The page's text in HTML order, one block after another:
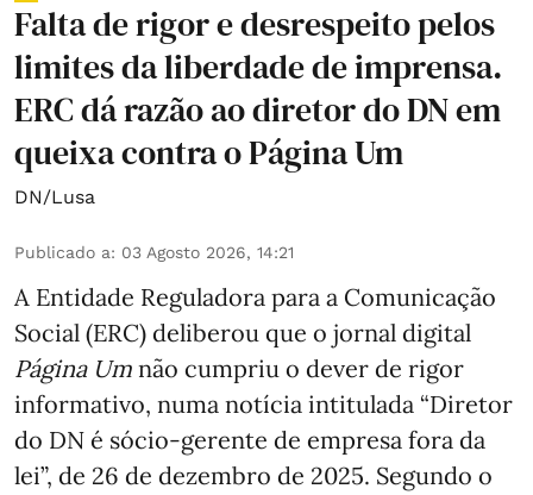
Falta de rigor e desrespeito pelos
limites da liberdade de imprensa.
ERC dá razão ao diretor do DN em
queixa contra o Página Um
DN/Lusa
Publicado a: 03 Agosto 2026, 14:21
A Entidade Reguladora para a Comunicação
Social (ERC) deliberou que o jornal digital
Página Um não cumpriu o dever de rigor
informativo, numa notícia intitulada “Diretor
do DN é sócio‑gerente de empresa fora da
lei”, de 26 de dezembro de 2025. Segundo o